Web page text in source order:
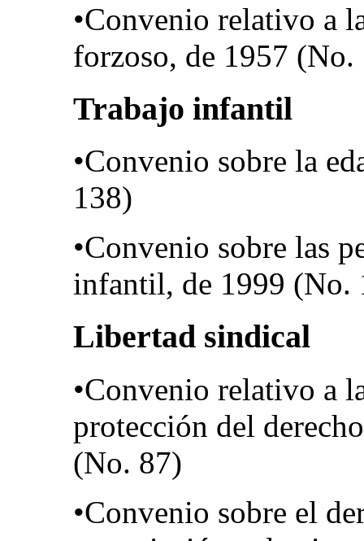
•Convenio relativo a
forzoso, de 1957 (No.
Trabajo infantil
•Convenio sobre la
138)
•Convenio sobre las
infantil, de 1999 (No.
Libertad sindical
•Convenio relativo a
protección del
(No. 87)
•Convenio sobre el